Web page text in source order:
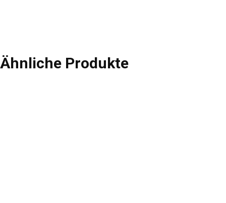
Ähnliche Produkte